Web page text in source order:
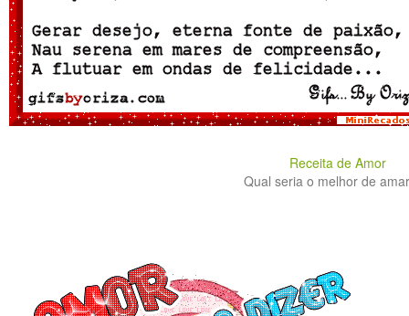
Receita de Amor
Qual seria o melhor de